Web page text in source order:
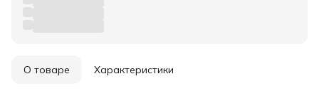
О товаре Характеристики